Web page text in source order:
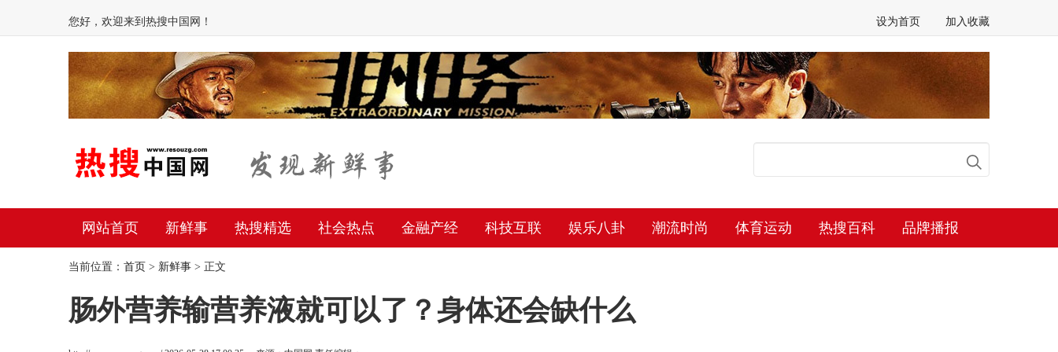
您好，欢迎来到热搜中国网！ 设为首页 加入收藏
网站首页 新鲜事 热搜精选 社会热点 金融产经 科技互联 娱乐八卦 潮流时尚 体育运动 热搜百科 品牌播报
当前位置： 首页 > 新鲜事 > 正文
肠外营养输营养液就可以了？身体还会缺什么